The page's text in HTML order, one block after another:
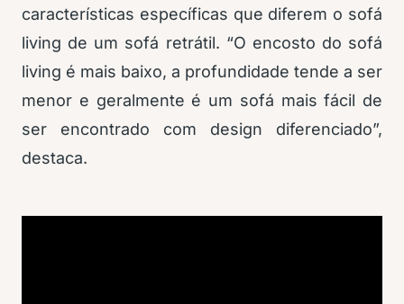
características específicas que diferem o sofá
living de um sofá retrátil. “O encosto do sofá
living é mais baixo, a profundidade tende a ser
menor e geralmente é um sofá mais fácil de
ser encontrado com design diferenciado”,
destaca.